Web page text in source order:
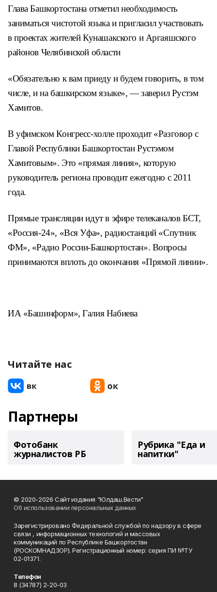
Глава Башкортостана отметил необходимость
заниматься чистотой языка и пригласил участвовать
в проектах жителей Кунашакского и Аргаяшского
районов Челябинской области
«Обязательно к вам приеду и будем говорить, в том
числе, и на башкирском языке», — заверил Рустэм
Хамитов.
В уфимском Конгресс-холле проходит «Разговор с
Главой Республики Башкортостан Рустэмом
Хамитовым». Это «прямая линия», которую
руководитель региона проводит ежегодно с 2011
года.
Прямые трансляции идут в эфире телеканалов БСТ,
«Россия-24», «Вся Уфа», радиостанций «Спутник
ФМ», «Радио России-Башкортостан». Вопросы
принимаются вплоть до окончания «Прямой линии».
ИА «Башинформ», Галия Набиева
Читайте нас
Партнеры
Фотобанк
журналистов РБ
Рубрика "Еда и
напитки"
© 2020-2026 Сайт издания "Юлдаш.Вести"
Об использовании персональных данных
Зарегистрировано Федеральной службой по надзору в сфере
связи , информационных технологий и массовых
коммуникаций по Республике Башкортостан
(РОСКОМНАДЗОР). Регистрационный номер: серия ПИ №ТУ
02-01371.
Телефон
8 (34787) 2-20-03